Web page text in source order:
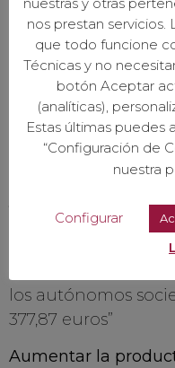
La cuota de
base mínima y
1,7%. “Tras el
varios años, los
las bases serán:
comunes, 1,30%
profesionales,
coticen por base
mensual en 2022
los autónomos
377,87 euros”
Aumentar la
nos prestan servicios.
que todo funcione
Técnicas y no
botón Aceptar
(analíticas),
Estas últimas puedes
“Configuración de
nuestra
Configurar